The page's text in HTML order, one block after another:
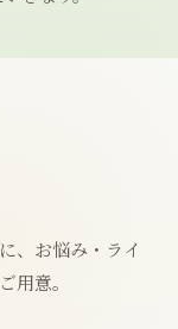
お悩み・ライ
用意。